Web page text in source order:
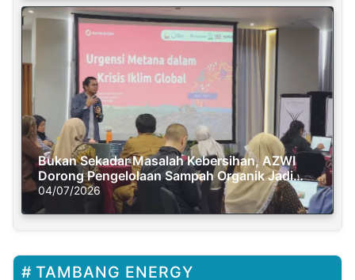
Bukan Sekadar Masalah Kebersihan, AZWI
Dorong Pengelolaan Sampah Organik Jadi
Solusi Krisis Iklim
04/07/2026
TAMBANG ENERGY